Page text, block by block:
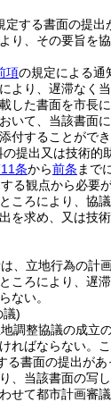
定する書面の提出
り、その要旨を
項の規定による通
より、遅滞なく
した書面を市長
いて、当該書面
付することができ
提出又は技術的
条から前条 まで
る観点から必要
ころにより、協
を求め、又は技
、立地行為の計
ころにより、遅
ない。
議)
調整協議の成立
ればならない。
る書面の提出が
、当該書面の写し
せて都市計画審